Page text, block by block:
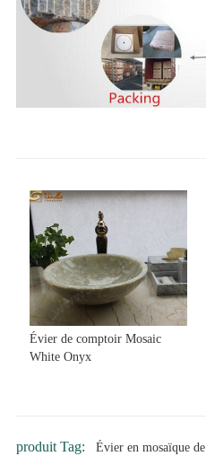
Évier de comptoir Mosaic
White Onyx
produit Tag:
Évier en mosaïque